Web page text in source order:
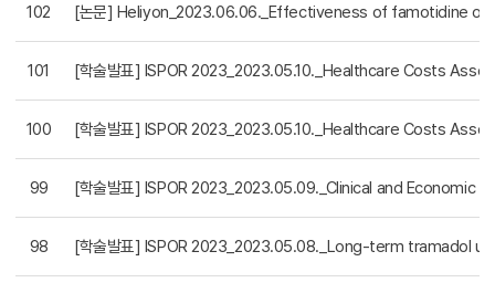
102 [논문] Heliyon_2023.06.06._Effectiveness of famotidine
101 [학술발표] ISPOR 2023_2023.05.10._Healthcare Costs
100 [학술발표] ISPOR 2023_2023.05.10._Healthcare Costs
99 [학술발표] ISPOR 2023_2023.05.09._Clinical and
98 [학술발표] ISPOR 2023_2023.05.08._Long-term tramadol